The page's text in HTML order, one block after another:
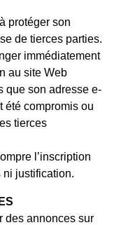
protéger son
de tierces parties.
immédiatement
au site Web
que son adresse e-
été compromis ou
tierces
l’inscription
ni justification.
des annonces sur